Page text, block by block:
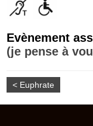
Evènement
(je pense à
< Euphrate